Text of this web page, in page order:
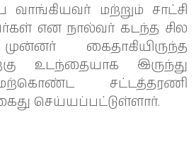
வாங்கியவர் மற்றும் சாட்சி
என நால்வர் கடந்த சில
கைதாகியிருந்த
உடந்தையாக இருந்து
சட்டத்தரணி
செய்யப்பட்டுள்ளார்.